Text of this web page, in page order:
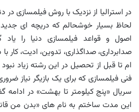
در استرالیا از نزدیک با روش فیلمسازی در
لحاظ بسیار خوشحالم که دریچه ای جدید
اصول و قواعد فیلمسازی دنیا را یاد
صدابرداری، صداگذاری، تدوین، ادیت، کار
ام تا قبل از تحصیل در این رشته زیاد
فنی فیلمسازی که برای یک بازیگر نیاز
سریال «پنج کیلومتر تا بهشت» در ادامه